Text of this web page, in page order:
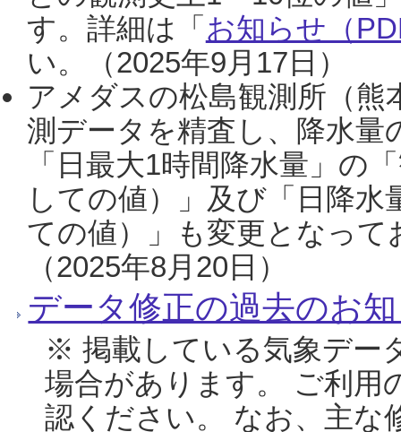
す。詳細は「 お知らせ（
い。（2025年9月17日）
アメダスの松島観測所（熊
測データを精査し、降水
「日最大1時間降水量」の
しての値）」及び「日降
ての値）」も変更となっ
（2025年8月20日）
データ修正の過去のお
※ 掲載している気象デー
場合があります。 ご利用
認ください。 なお、主な